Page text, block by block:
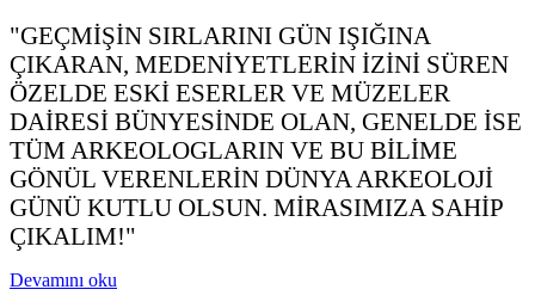
"GEÇMİŞİN SIRLARINI GÜN IŞIĞINA
ÇIKARAN, MEDENİYETLERİN İZİNİ SÜREN
ÖZELDE ESKİ ESERLER VE MÜZELER
DAİRESİ BÜNYESİNDE OLAN, GENELDE İSE
TÜM ARKEOLOGLARIN VE BU BİLİME
GÖNÜL VERENLERİN DÜNYA ARKEOLOJİ
GÜNÜ KUTLU OLSUN. MİRASIMIZA SAHİP
ÇIKALIM!"
Devamını oku